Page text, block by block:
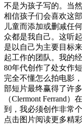
不是为孩子写的。当
相信孩子们会喜欢这
儿童而添加或删减任
众都是我自己。这听
是以自己为主要目标
起工作的团队。我的
80年代创作了处女作
完全不懂怎么拍电影
部短片最终赢得了许
（Clermont Ferrand
到，我必须创作非常
点击图片阅读更多精